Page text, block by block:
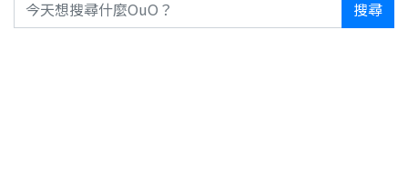
搜尋